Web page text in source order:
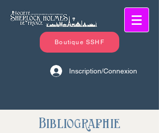
Boutique SSHF
Inscription/Connexion
Bibliographie